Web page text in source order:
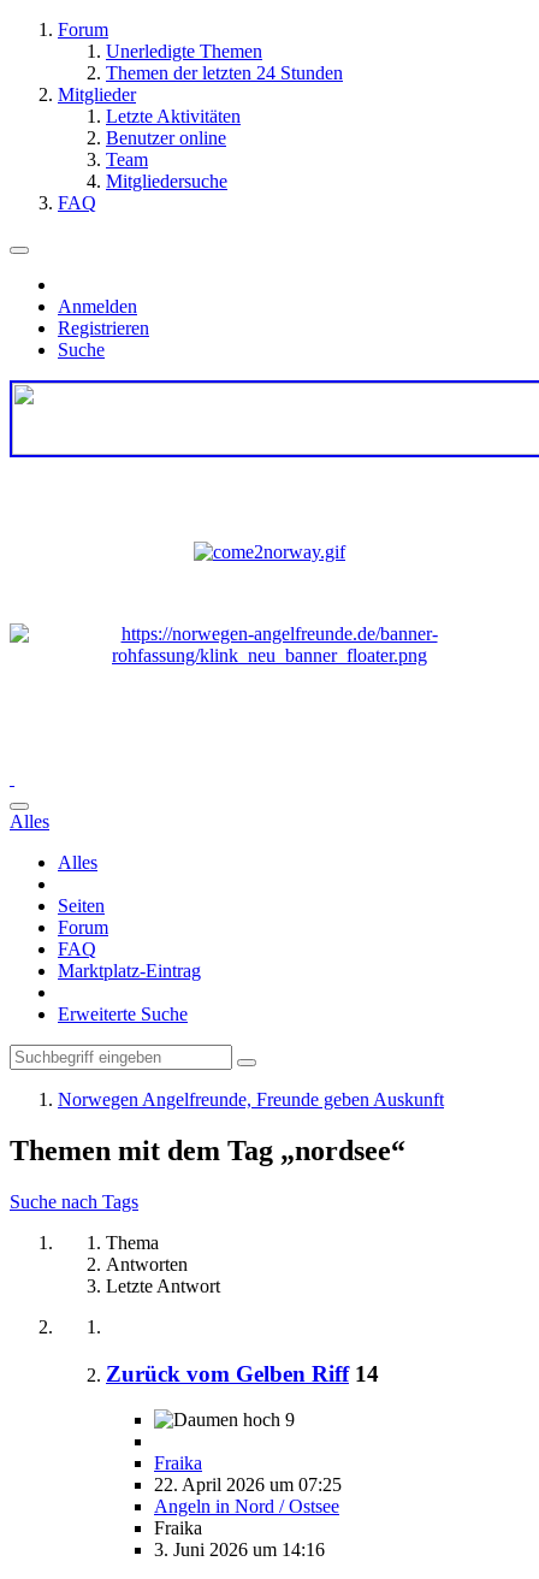
Forum
Unerledigte Themen
Themen der letzten 24 Stunden
Mitglieder
Letzte Aktivitäten
Benutzer online
Team
Mitgliedersuche
FAQ
Anmelden
Registrieren
Suche
Alles
Alles
Seiten
Forum
FAQ
Marktplatz-Eintrag
Erweiterte Suche
Norwegen Angelfreunde, Freunde geben Auskunft
Themen mit dem Tag „nordsee“
Suche nach Tags
Thema
Antworten
Letzte Antwort
Zurück vom Gelben Riff 14
9
Fraika
22. April 2026 um 07:25
Angeln in Nord / Ostsee
Fraika
3. Juni 2026 um 14:16